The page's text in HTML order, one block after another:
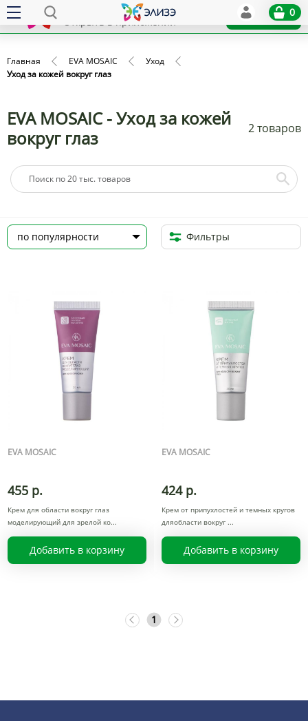
x
Открыть в приложении
Установить
0
Главная EVA MOSAIC
Уход
Уход за кожей вокруг глаз
EVA MOSAIC - Уход за кожей
вокруг глаз
2 товаров
Фильтры
EVA MOSAIC
455 р.
Крем для области вокруг глаз
моделирующий для зрелой ко
Добавить в корзину
EVA MOSAIC
424 р.
Крем от припухлостей и темных кругов
дляобласти вокруг
Добавить в корзину
1